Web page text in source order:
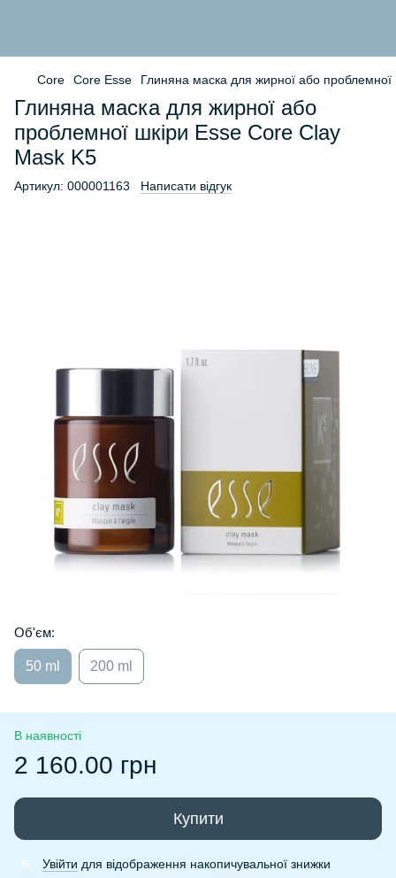
Core Core Esse Глиняна маска для жирної або
Глиняна маска для жирної або
проблемної шкіри Esse Core Clay
Mask K5
Артикул: 000001163 Написати відгук
Об'єм:
50 ml 200 ml
В наявності
2 160.00 грн
Купити
% Увійти для відображення накопичувальної знижки